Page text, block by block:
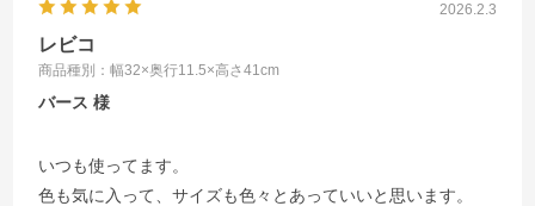
2026.2.3
レビコ
商品種別：幅32×奥行11.5×高さ41cm
バース
いつも使ってます。
色も気に入って、サイズも色々とあっていいと思います。